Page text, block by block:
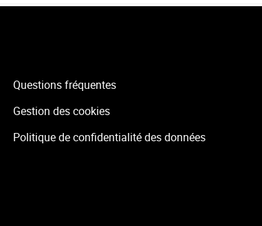
Questions fréquentes
Gestion des cookies
Politique de confidentialité des données